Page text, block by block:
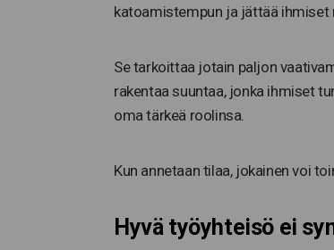
katoamistempun ja jättää ihmiset
Se tarkoittaa jotain paljon
rakentaa suuntaa, jonka ihmiset
oma tärkeä roolinsa.
Kun annetaan tilaa, jokainen voi
Hyvä työyhteisö ei